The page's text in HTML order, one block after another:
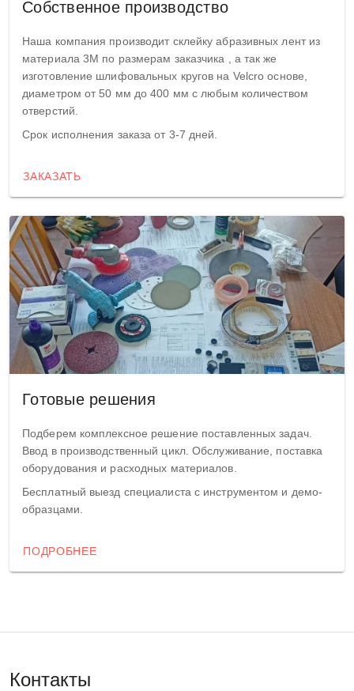
Собственное производство
Наша компания производит склейку абразивных лент из
материала 3М по размерам заказчика , а так же
изготовление шлифовальных кругов на Velcro основе,
диаметром от 50 мм до 400 мм с любым количеством
отверстий.
Срок исполнения заказа от 3-7 дней.
ЗАКАЗАТЬ
Готовые решения
Подберем комплексное решение поставленных задач.
Ввод в производственный цикл. Обслуживание, поставка
оборудования и расходных материалов.
Бесплатный выезд специалиста с инструментом и демо-
образцами.
ПОДРОБНЕЕ
Контакты